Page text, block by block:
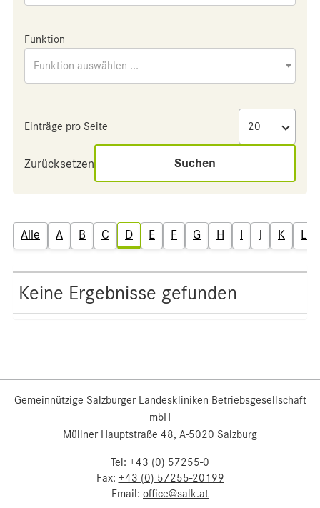
Funktion
Funktion auswählen ...
Einträge pro Seite
Zurücksetzen Suchen
Alle A B C D E F G H I J K L
Keine Ergebnisse gefunden
Gemeinnützige Salzburger Landeskliniken Betriebsgesellschaft
mbH
Müllner Hauptstraße 48, A-5020 Salzburg
Tel: +43 (0) 57255-0
Fax: +43 (0) 57255-20199
Email: office@salk.at